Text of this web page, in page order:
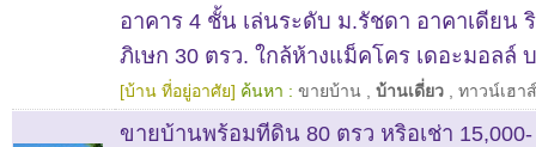
อาคาร 4 ชั้น เล่นระดับ ม.รัชดา อาคาเดียน
ภิเษก 30 ตรว. ใกล้ห้างแม็คโคร เดอะมอลล์
[บ้าน ที่อยู่อาศัย] ค้นหา : ขายบ้าน บ้านเดี่ยว ทาวน์เฮาส์
ขายบ้านพร้อมทีดิน 80 ตรว หริอเช่า